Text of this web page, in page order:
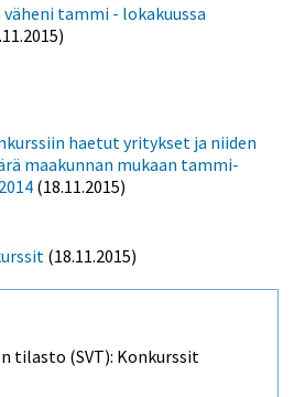
tammi - lokakuussa
haetut yritykset ja niiden
maakunnan mukaan tammi-
(18.11.2015)
(18.11.2015)
tilasto (SVT): Konkurssit